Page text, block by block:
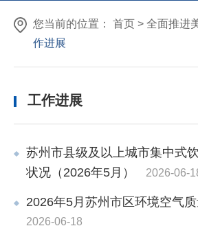
您当前的位置： 首页 > 全面推进
作进展
工作进展
苏州市县级及以上城市集中式
状况（2026年5月）
2026-06-
2026年5月苏州市区环境空气
2026-06-18